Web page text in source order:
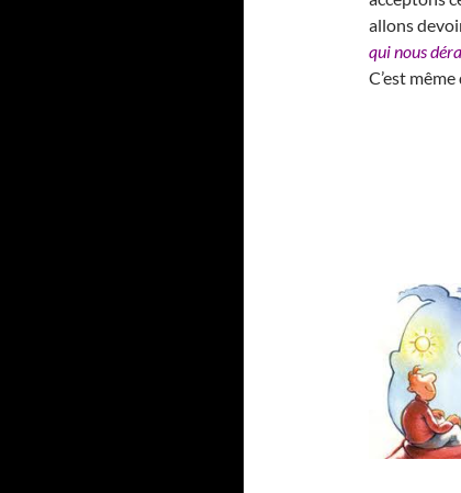
allons
qui nous
C’est